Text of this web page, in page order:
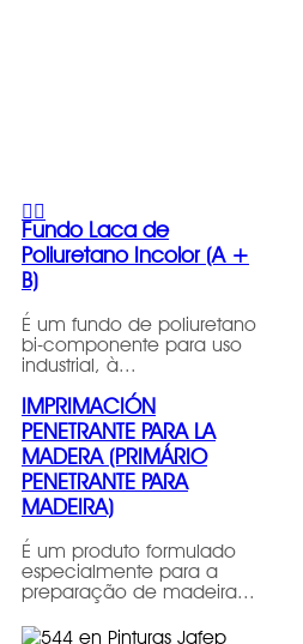
Fundo Laca de
Poliuretano Incolor (A +
B)
É um fundo de poliuretano
bi-componente para uso
industrial, à...
IMPRIMACIÓN
PENETRANTE PARA LA
MADERA (PRIMÁRIO
PENETRANTE PARA
MADEIRA)
É um produto formulado
especialmente para a
preparação de madeira...